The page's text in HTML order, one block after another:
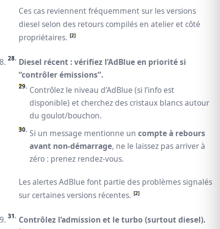
Ces cas reviennent fréquemment sur les versions
diesel selon des retours compilés en atelier et côté
propriétaires. [2]
Diesel récent : vérifiez l’AdBlue en priorité si
“contrôler émissions”.
Contrôlez le niveau d’AdBlue (si l’info est
disponible) et cherchez des cristaux blancs autour
du goulot/bouchon.
Si un message mentionne un compte à rebours
avant non‑démarrage, ne le laissez pas arriver à
zéro : prenez rendez‑vous.
Les alertes AdBlue font partie des problèmes signalés
sur certaines versions récentes. [2]
Contrôlez l’admission et le turbo (surtout diesel).